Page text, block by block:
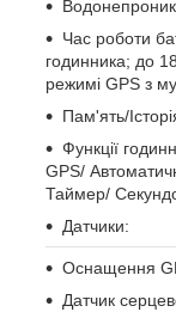
Час роботи
годинника; до
режимі GPS з
Пам'ять/
Функції
GPS/
Таймер/
Датчики:
Оснащення
Датчик